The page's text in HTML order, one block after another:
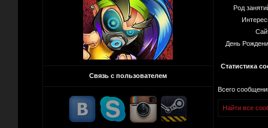
Род
День
Статистика
Всего
Найти все
Связь с пользователем